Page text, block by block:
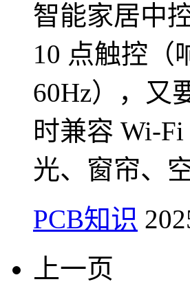
智能家居中
10 点触控（
60Hz），又
时兼容 Wi-
光、窗帘、
PCB知识
上一页